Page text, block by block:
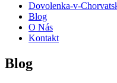
Dovolenka-v-
Blog
O Nás
Kontakt
Blog